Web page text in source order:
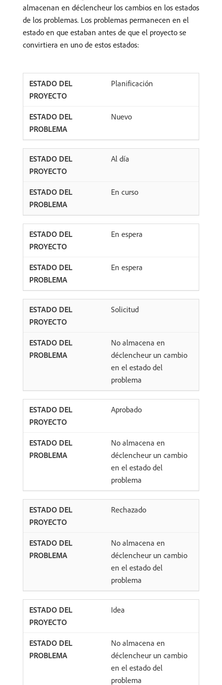
almacenan en déclencheur los cambios en los estados
de los problemas. Los problemas permanecen en el
estado en que estaban antes de que el proyecto se
convirtiera en uno de estos estados:
Planificación
Nuevo
Al día
En curso
En espera
En espera
Solicitud
No almacena en
déclencheur un cambio
en el estado del
problema
Aprobado
No almacena en
déclencheur un cambio
en el estado del
problema
Rechazado
No almacena en
déclencheur un cambio
en el estado del
problema
Idea
No almacena en
déclencheur un cambio
en el estado del
problema